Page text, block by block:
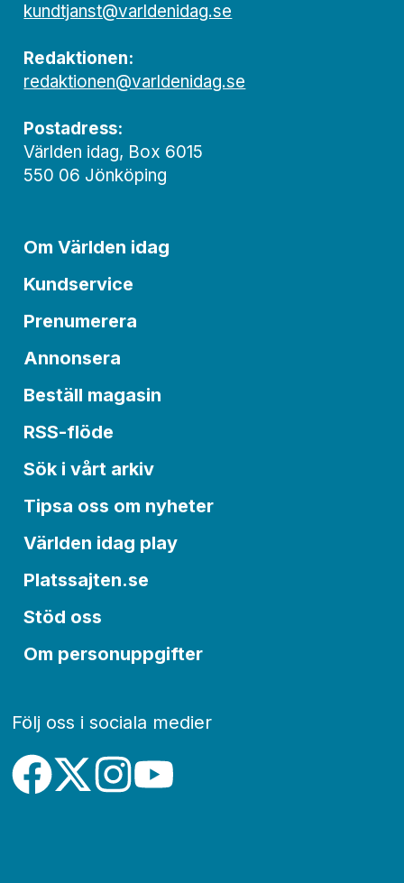
kundtjanst@varldenidag.se
Redaktionen:
redaktionen@varldenidag.se
Postadress:
Världen idag, Box 6015
550 06 Jönköping
Om Världen idag
Kundservice
Prenumerera
Annonsera
Beställ magasin
RSS-flöde
Sök i vårt arkiv
Tipsa oss om nyheter
Världen idag play
Platssajten.se
Stöd oss
Om personuppgifter
Följ oss i sociala medier